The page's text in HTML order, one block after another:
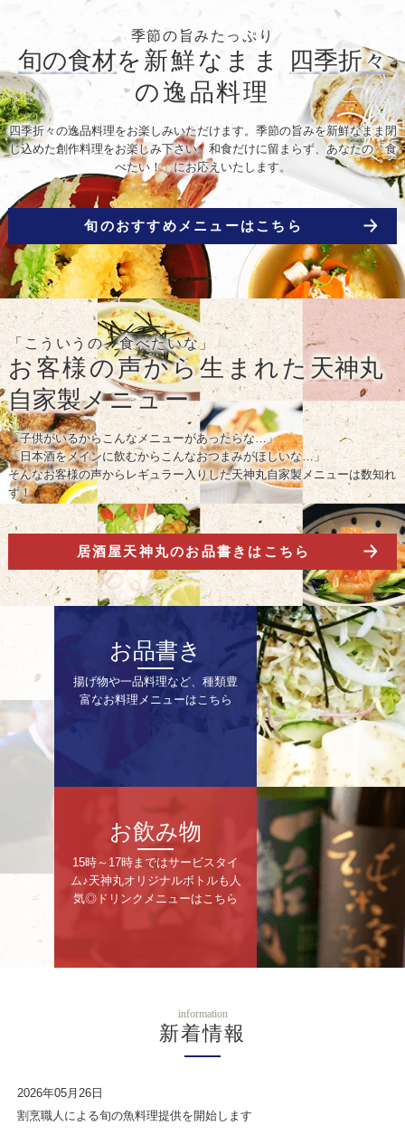
季節の旨みたっぷり
旬の食材を新鮮なまま
四季折々
の逸品料理
四季折々の逸品料理をお楽しみいただけます。季節の旨みを新鮮なまま閉
じ込めた創作料理をお楽しみ下さい。和食だけに留まらず、あなたの「食
べたい！」にお応えいたします。
旬のおすすめメニューはこちら
「こういうの、食べたいな」
お客様の声から生まれた 天神丸
自家製メニュー
「子供がいるからこんなメニューがあったらな…」
「日本酒をメインに飲むからこんなおつまみがほしいな…」
そんなお客様の声からレギュラー入りした天神丸自家製メニューは数知れ
ず！
居酒屋天神丸のお品書きはこちら
お品書き
揚げ物や一品料理など、種類豊
富なお料理メニューはこちら
お飲み物
15時～17時まではサービスタイ
ム♪天神丸オリジナルボトルも人
気◎ドリンクメニューはこちら
information
新着情報
2026年05月26日
割烹職人による旬の魚料理提供を開始します